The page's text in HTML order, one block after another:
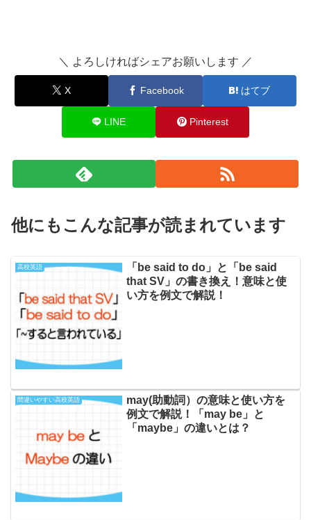
＼ よろしければシェアお願いします ／
X Facebook はてブ
LINE Pinterest
他にもこんな記事が読まれています
高校英語
「be said to do」と「be said
that SV」の書き換え！意味と使
い方を例文で解説！
間違いやすい高校英語
may(助動詞）の意味と使い方を
例文で解説！「may be」と
「maybe」の違いとは？